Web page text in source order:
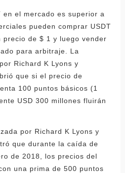
en el mercado es superior a
pueden comprar USDT
precio de $ 1 y luego vender
para arbitraje. La
Richard K Lyons y
que si el precio de
100 puntos básicos (1
USD 300 millones fluirán
por Richard K Lyons y
que durante la caída de
de 2018, los precios del
una prima de 500 puntos